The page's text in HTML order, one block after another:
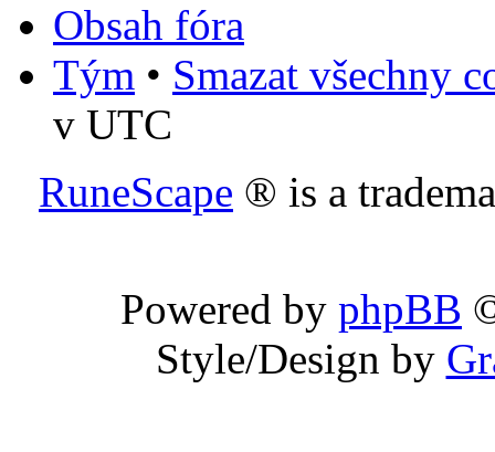
Obsah fóra
Tým • Smazat všechny
v UTC
RuneScape ® is a
Powered by phpBB
Style/Design by